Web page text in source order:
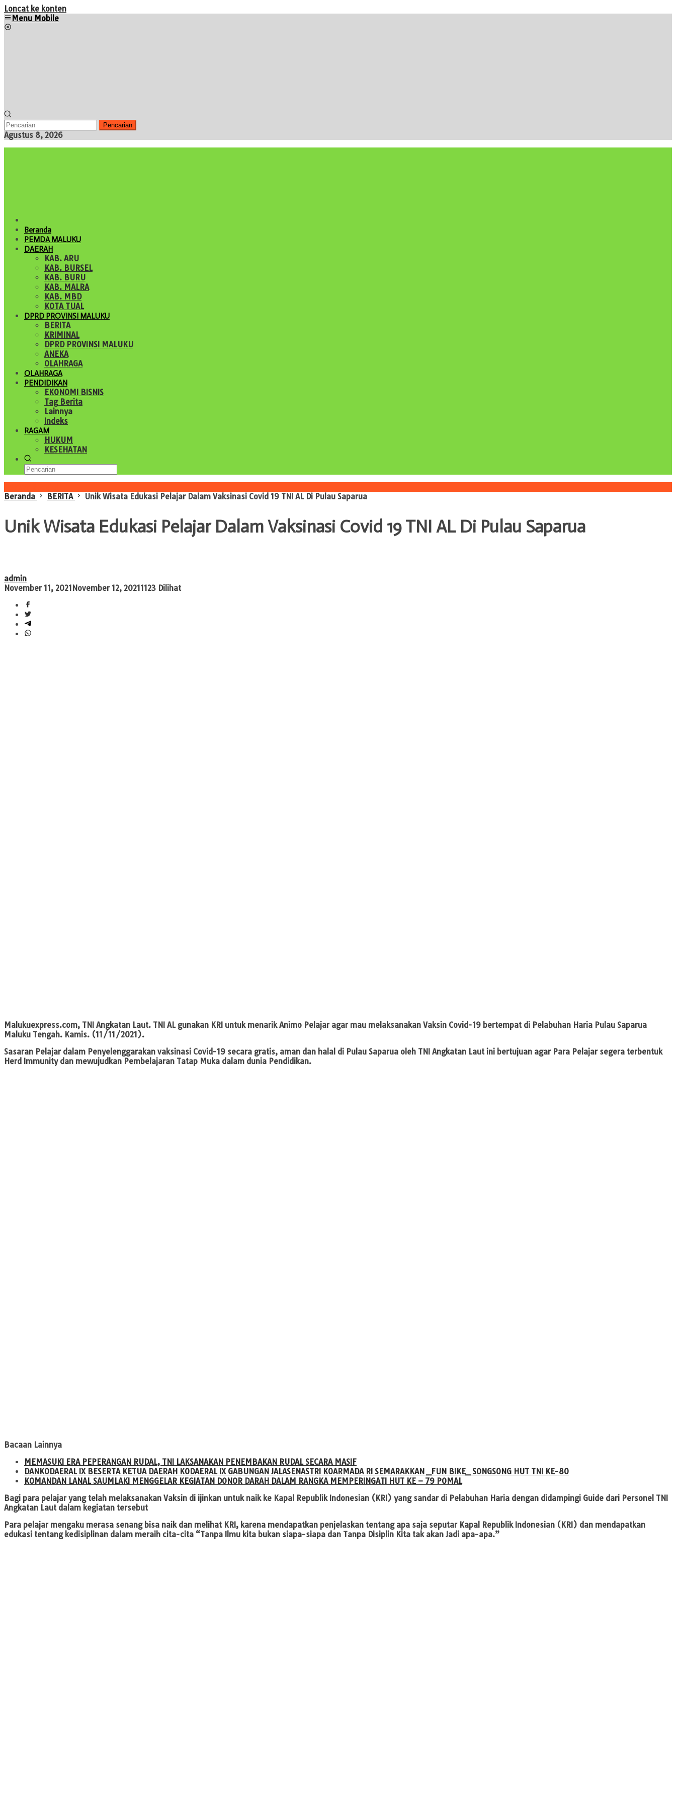
Loncat ke konten
Menu Mobile
Pencarian
Agustus 8, 2026
Beranda
PEMDA MALUKU
DAERAH
KAB. ARU
KAB. BURSEL
KAB. BURU
KAB. MALRA
KAB. MBD
KOTA TUAL
DPRD PROVINSI MALUKU
BERITA
KRIMINAL
DPRD PROVINSI MALUKU
ANEKA
OLAHRAGA
OLAHRAGA
PENDIDIKAN
EKONOMI BISNIS
Tag Berita
Lainnya
Indeks
RAGAM
HUKUM
KESEHATAN
Beranda
BERITA Unik Wisata Edukasi Pelajar Dalam Vaksinasi Covid 19 TNI AL Di Pulau Saparua
Unik Wisata Edukasi Pelajar Dalam Vaksinasi Covid 19 TNI AL Di Pulau Saparua
admin
November 11, 2021November 12, 20211123 Dilihat
Malukuexpress.com, TNI Angkatan Laut. TNI AL gunakan KRI untuk menarik Animo Pelajar agar mau melaksanakan Vaksin Covid-19 bertempat di Pelabuhan Haria Pulau Saparua
Maluku Tengah. Kamis. (11/11/2021).
Sasaran Pelajar dalam Penyelenggarakan vaksinasi Covid-19 secara gratis, aman dan halal di Pulau Saparua oleh TNI Angkatan Laut ini bertujuan agar Para Pelajar segera terbentuk
Herd Immunity dan mewujudkan Pembelajaran Tatap Muka dalam dunia Pendidikan.
Bacaan Lainnya
MEMASUKI ERA PEPERANGAN RUDAL, TNI LAKSANAKAN PENEMBAKAN RUDAL SECARA MASIF
DANKODAERAL IX BESERTA KETUA DAERAH KODAERAL IX GABUNGAN JALASENASTRI KOARMADA RI SEMARAKKAN _FUN BIKE_ SONGSONG HUT TNI KE-80
KOMANDAN LANAL SAUMLAKI MENGGELAR KEGIATAN DONOR DARAH DALAM RANGKA MEMPERINGATI HUT KE – 79 POMAL
Bagi para pelajar yang telah melaksanakan Vaksin di ijinkan untuk naik ke Kapal Republik Indonesian (KRI) yang sandar di Pelabuhan Haria dengan didampingi Guide dari Personel TNI
Angkatan Laut dalam kegiatan tersebut
Para pelajar mengaku merasa senang bisa naik dan melihat KRI, karena mendapatkan penjelaskan tentang apa saja seputar Kapal Republik Indonesian (KRI) dan mendapatkan
edukasi tentang kedisiplinan dalam meraih cita-cita “Tanpa Ilmu kita bukan siapa-siapa dan Tanpa Disiplin Kita tak akan Jadi apa-apa.”